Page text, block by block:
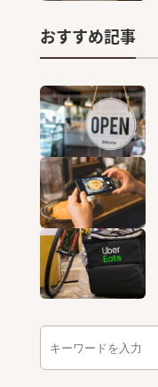
おすすめ記事